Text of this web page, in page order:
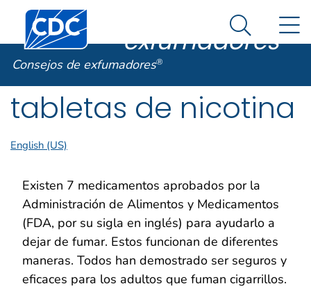
Un sitio oficial del Gobierno de Estados Unidos
Así es como usted puede verificarlo
Centros para el Control y la Prevención de
Consejos de
exfumadores®
Search
Consejos de exfumadores®
Cómo utilizar las
tabletas de nicotina
English (US)
Existen 7 medicamentos aprobados por la
Administración de Alimentos y Medicamentos
(FDA, por su sigla en inglés) para ayudarlo a
dejar de fumar. Estos funcionan de diferentes
maneras. Todos han demostrado ser seguros y
eficaces para los adultos que fuman cigarrillos.